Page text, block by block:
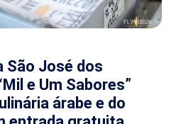
São José dos
e Um Sabores”
árabe e do